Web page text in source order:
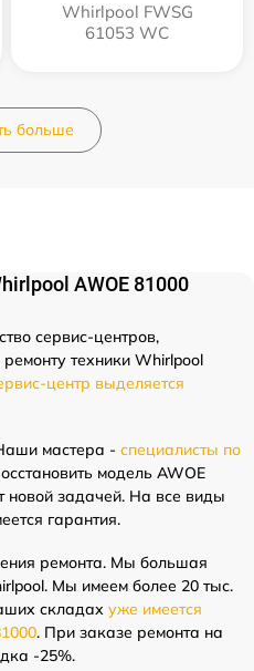
Whirlpool FWSG
61053 WC
больше
AWOE 81000
сервис-центров,
техники Whirlpool
центр выделяется
мастера - специалисты по
модель AWOE
новой задачей. На все виды
гарантия.
ремонта. Мы большая
Мы имеем более 20 тыс.
складах уже имеется
. При заказе ремонта на
-25%.